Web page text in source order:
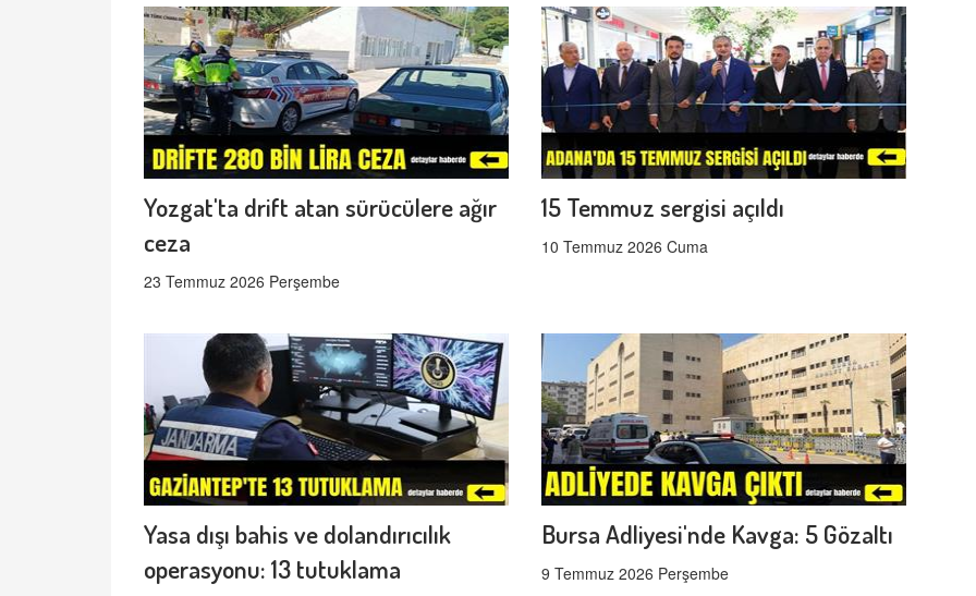
Yozgat'ta drift atan sürücülere ağır
ceza
23 Temmuz 2026 Perşembe
15 Temmuz sergisi açıldı
10 Temmuz 2026 Cuma
Yasa dışı bahis ve dolandırıcılık
operasyonu: 13 tutuklama
Bursa Adliyesi'nde Kavga: 5 Gözaltı
9 Temmuz 2026 Perşembe